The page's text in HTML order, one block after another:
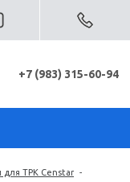
+7 (983) 315-60-94
для ТРК Censtar -